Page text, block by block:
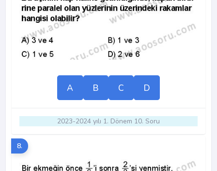
A B C D
2023-2024 yılı 1. Dönem 10. Soru
8.